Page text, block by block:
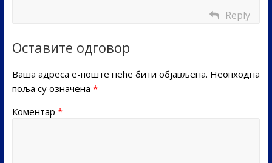
Reply
Оставите одговор
Ваша адреса е-поште неће бити објављена. Неопходна
поља су означена *
Коментар *